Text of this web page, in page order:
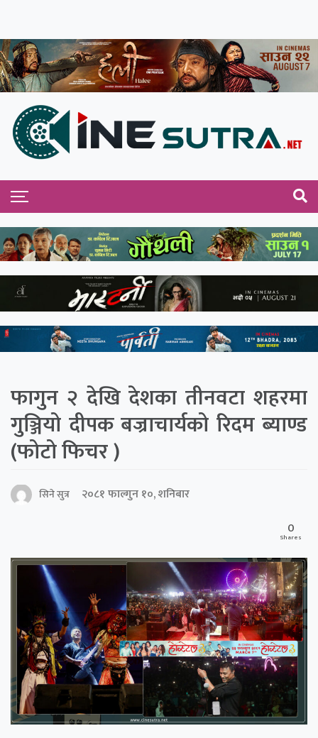
फागुन २ देखि देशका तीनवटा शहरमा
गुञ्जियो दीपक बज्राचार्यको रिदम ब्याण्ड
(फोटो फिचर )
सिने सुत्र
२०८१ फाल्गुन १०, शनिबार
0
Shares